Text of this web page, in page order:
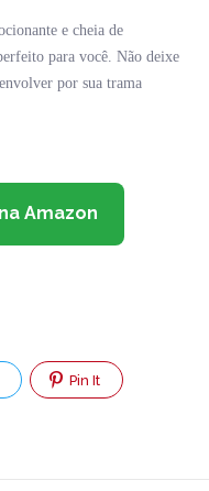
e cheia de
para você. Não deixe
por sua trama
Amazon
Pin It